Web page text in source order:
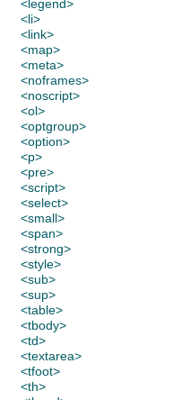
<legend>
<li>
<link>
<map>
<meta>
<noframes>
<noscript>
<ol>
<optgroup>
<option>
<p>
<pre>
<script>
<select>
<small>
<span>
<strong>
<style>
<sub>
<sup>
<table>
<tbody>
<td>
<textarea>
<tfoot>
<th>